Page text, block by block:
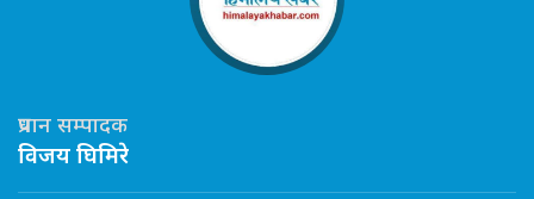
प्रधान सम्पादक
विजय घिमिरे